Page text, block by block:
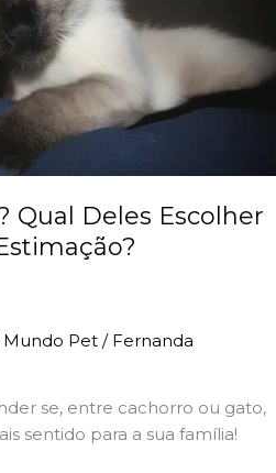
Qual Deles Escolher
Mundo Pet / Fernanda
se, entre cachorro ou gato,
sentido para a sua família!